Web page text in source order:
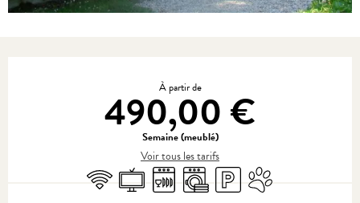
À partir de
490,00 €
Semaine (meublé)
Voir tous les tarifs
WiFi TélévisionLave vaisselleLave lingeParkingAnimaux acceptés